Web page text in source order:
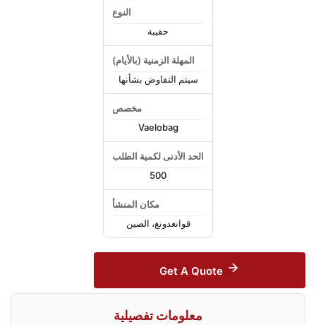
النوع
حقيبة
المهلة الزمنية (بالأيام)
سيتم التفاوض بشأنها
مخصص
Vaelobag
الحد الأدنى لكمية الطلب
500
مكان المنشأ
قوانغدونغ، الصين
Get A Quote
معلومات تفصيلية